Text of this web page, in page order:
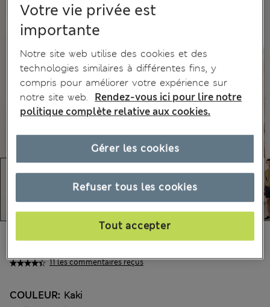
11 les commentaires reçus
CHF81.90
COULEUR: Kaki
Votre vie privée est
importante
Notre site web utilise des cookies et des
technologies similaires à différentes fins, y
compris pour améliorer votre expérience sur
notre site web.
Rendez-vous ici pour lire notre
politique complète relative aux cookies.
Refuser tous les cookies
Tout accepter
Gérer les cookies